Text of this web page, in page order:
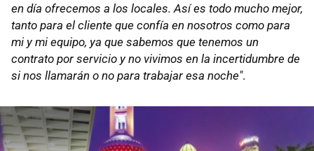
en día ofrecemos a los locales. Así es todo mucho mejor,
tanto para el cliente que confía en nosotros como para
mi y mi equipo, ya que sabemos que tenemos un
contrato por servicio y no vivimos en la incertidumbre de
si nos llamarán o no para trabajar esa noche".